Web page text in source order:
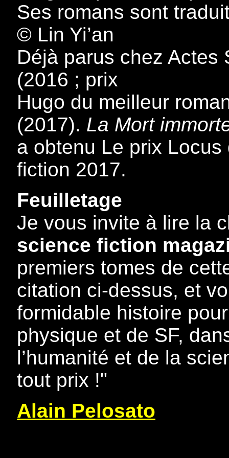
Ses romans sont
© Lin Yi’an
Déjà parus chez Actes
(2016 ; prix
Hugo du meilleur
(2017). La Mort
a obtenu Le prix
fiction 2017.
Feuilletage
Je vous invite à lire la
science fiction
premiers tomes de
citation ci-dessus, et
formidable histoire
physique et de SF,
l’humanité et de la
tout prix !"
Alain Pelosato